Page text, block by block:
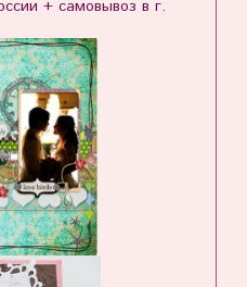
+ самовывоз в г.